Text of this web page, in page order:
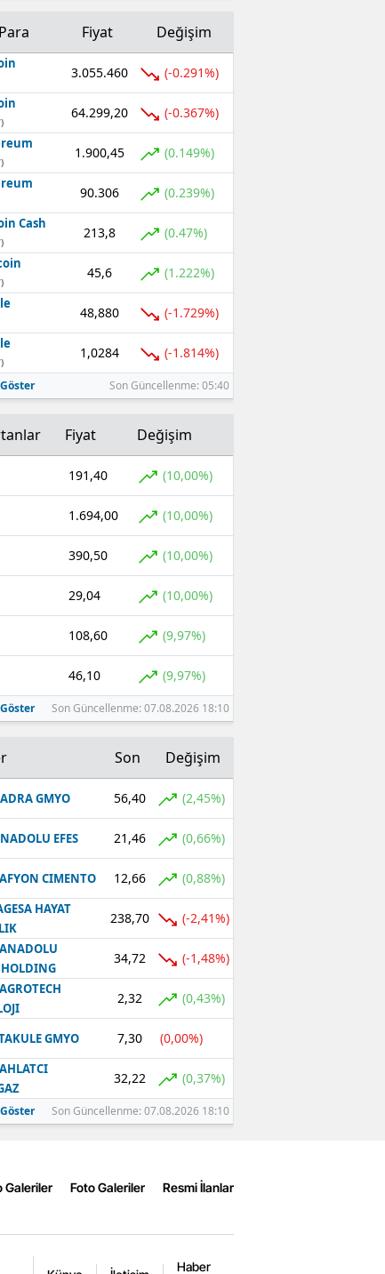
Fiyat Değişim
3.055.460 (-0.291%)
64.299,20 (-0.367%)
1.900,45 (0.149%)
90.306 (0.239%)
Cash
213,8 (0.47%)
45,6 (1.222%)
48,880 (-1.729%)
1,0284 (-1.814%)
Son Güncellenme: 05:40
Fiyat Değişim
191,40 (10,00%)
1.694,00 (10,00%)
390,50 (10,00%)
29,04 (10,00%)
108,60 (9,97%)
46,10 (9,97%)
Son Güncellenme: 07.08.2026 18:10
Son Değişim
GMYO 56,40 (2,45%)
EFES 21,46 (0,66%)
CIMENTO 12,66 (0,88%)
HAYAT
238,70 (-2,41%)
34,72 (-1,48%)
2,32 (0,43%)
GMYO 7,30 (0,00%)
32,22 (0,37%)
Son Güncellenme: 07.08.2026 18:10
Galeriler Foto Galeriler Resmi İlanlar
Haber